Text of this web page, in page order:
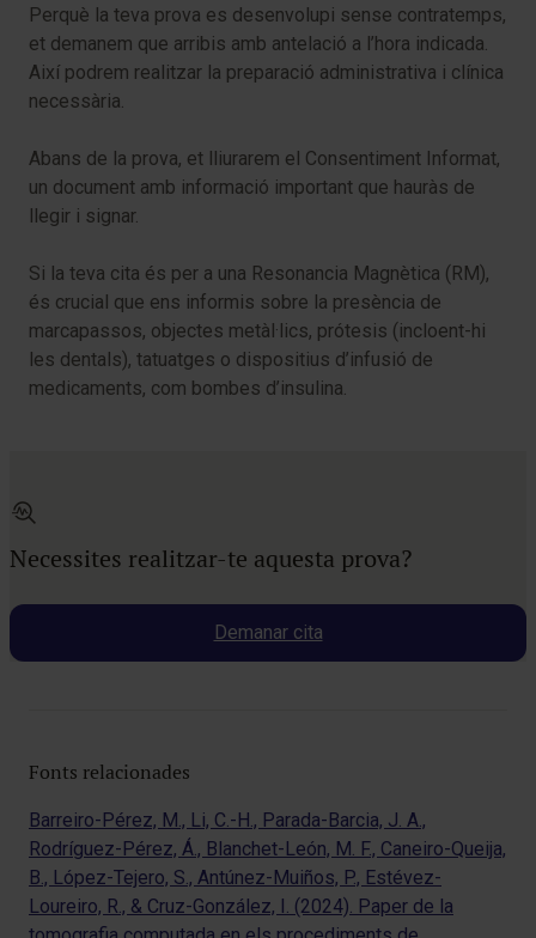
Perquè la teva prova es desenvolupi sense contratemps,
et demanem que arribis amb antelació a l’hora indicada.
Així podrem realitzar la preparació administrativa i clínica
necessària.
Abans de la prova, et lliurarem el Consentiment Informat,
un document amb informació important que hauràs de
llegir i signar.
Si la teva cita és per a una Resonancia Magnètica (RM),
és crucial que ens informis sobre la presència de
marcapassos, objectes metàl·lics, prótesis (incloent-hi
les dentals), tatuatges o dispositius d’infusió de
medicaments, com bombes d’insulina.
Necessites realitzar-te aquesta prova?
Demanar cita
Fonts relacionades
Barreiro-Pérez, M., Li, C.-H., Parada-Barcia, J. A.,
Rodríguez-Pérez, Á., Blanchet-León, M. F., Caneiro-Queija,
B., López-Tejero, S., Antúnez-Muiños, P., Estévez-
Loureiro, R., & Cruz-González, I. (2024). Paper de la